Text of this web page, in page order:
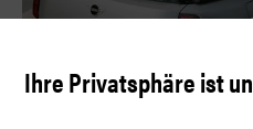
Ihre Privatsphäre ist